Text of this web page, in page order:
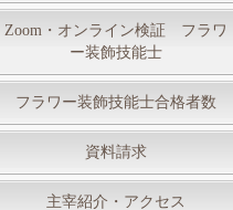
Zoom・オンライン検証 フラワ
ー装飾技能士
フラワー装飾技能士合格者数
資料請求
主宰紹介・アクセス